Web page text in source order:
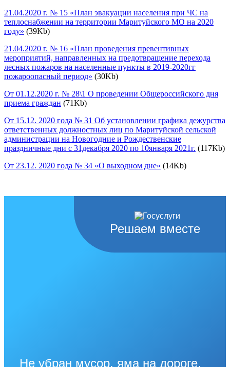
21.04.2020 г. № 15 «План эвакуации населения при ЧС на
теплоснабжении на территории Маритуйского МО на 2020
году» (39Kb)
21.04.2020 г. № 16 «План проведения превентивных
мероприятий, направленных на предотвращение перехода
лесных пожаров на населенные пункты в 2019-2020гг
пожароопасный период» (30Kb)
От 01.12.2020 г. № 28\1 О проведении Общероссийского дня
приема граждан (71Kb)
От 15.12. 2020 года № 31 Об установлении графика дежурства
ответственных должностных лиц по Маритуйской сельской
администрации на Новогодние и Рождественские
праздничные дни с 31декабря 2020 по 10января 2021г. (117Kb)
От 23.12. 2020 года № 34 «О выходном дне» (14Kb)
Решаем вместе
Не убран мусор, яма на дороге,